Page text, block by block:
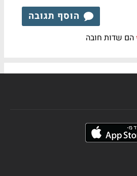
הוסף תגובה
הם שדות חובה